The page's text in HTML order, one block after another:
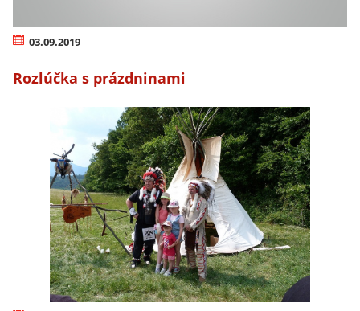
03.09.2019
Rozlúčka s prázdninami